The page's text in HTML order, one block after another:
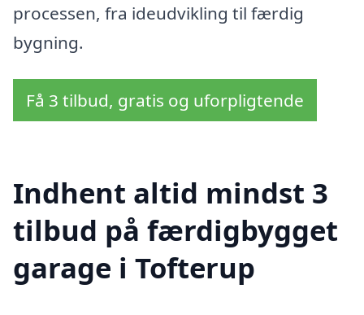
processen, fra ideudvikling til færdig
bygning.
Få 3 tilbud, gratis og uforpligtende
Indhent altid mindst 3
tilbud på færdigbygget
garage i Tofterup